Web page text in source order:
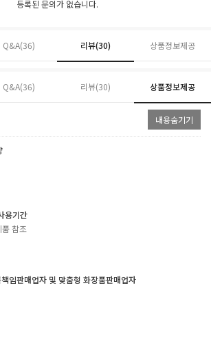
등록된 문의가 없습니다.
Q&A(36) 리뷰(30) 상품정보제공
Q&A(36) 리뷰(30) 상품정보제공
내용숨기기
용기간
참조
임판매업자 및 맞춤형 화장품판매업자